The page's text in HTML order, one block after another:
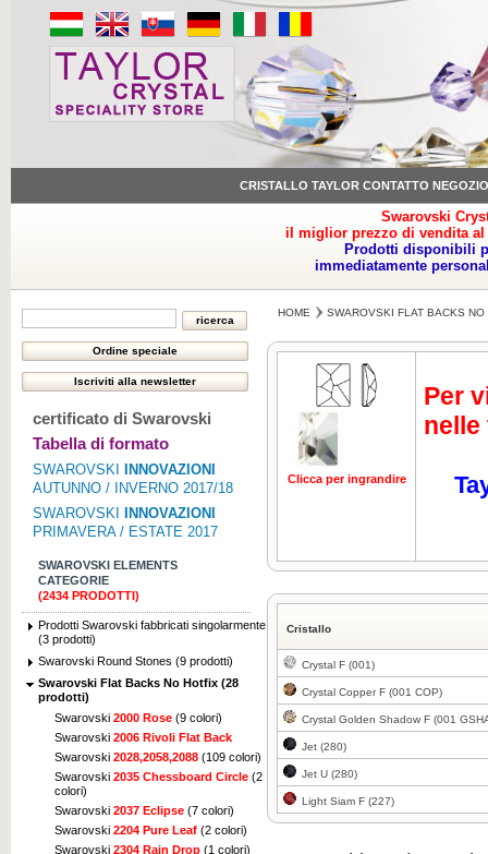
CRISTALLO TAYLOR CONTATTO NEGOZIO
Swarovski
il miglior prezzo di vendita
Prodotti disponibili
immediatamente
certificato di Swarovski
Tabella di formato
SWAROVSKI
INNOVAZIONI
AUTUNNO / INVERNO 2017/18
SWAROVSKI
INNOVAZIONI
PRIMAVERA / ESTATE 2017
SWAROVSKI ELEMENTS
CATEGORIE
(2434 PRODOTTI)
Prodotti Swarovski fabbricati singolarmente
(3 prodotti)
Swarovski Round Stones (9 prodotti)
Swarovski Flat Backs No Hotfix (28
prodotti)
Swarovski 2000 Rose (9 colori)
Swarovski 2006 Rivoli Flat Back
Swarovski 2028,2058,2088 (109 colori)
Swarovski 2035 Chessboard Circle (2
colori)
Swarovski 2037 Eclipse (7 colori)
Swarovski 2204 Pure Leaf (2 colori)
Swarovski 2304 Rain Drop (1 colori)
HOME SWAROVSKI FLAT BACKS NO
Clicca per ingrandire Clicca per
Per
nelle
Cristallo
Crystal F (001)
Crystal Copper F (001 COP)
Crystal Golden Shadow F (001
Jet (280)
Jet U (280)
Light Siam F (227)